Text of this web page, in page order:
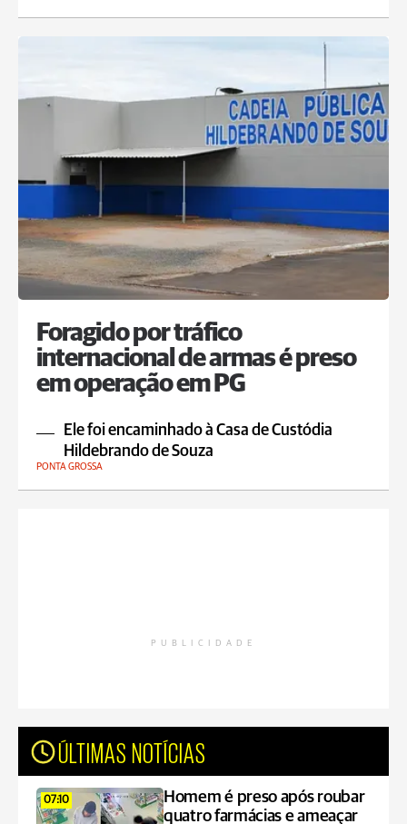
Foragido por tráfico
internacional de armas é preso
em operação em PG
Ele foi encaminhado à Casa de Custódia
Hildebrando de Souza
PONTA GROSSA
PUBLICIDADE
ÚLTIMAS NOTÍCIAS
07:10
Homem é preso após roubar
quatro farmácias e ameaçar